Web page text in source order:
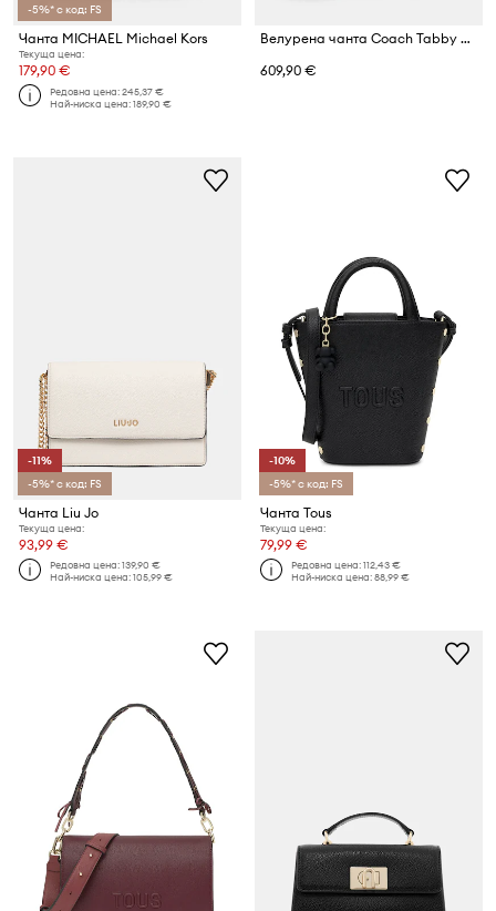
-5%* с код: FS
Чанта MICHAEL Michael Kors
Текуща цена:
179,90 €
Редовна цена:245,37 €
Най-ниска цена:189,90 €
Велурена чанта Coach Tabby 26
609,90 €
-11%
-5%* с код: FS
Чанта Liu Jo
Текуща цена:
93,99 €
Редовна цена:139,90 €
Най-ниска цена:105,99 €
-10%
-5%* с код: FS
Чанта Tous
Текуща цена:
79,99 €
Редовна цена:112,43 €
Най-ниска цена:88,99 €